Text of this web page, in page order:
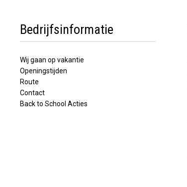
Bedrijfsinformatie
Wij gaan op vakantie
Openingstijden
Route
Contact
Back to School Acties